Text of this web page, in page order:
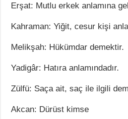
Erşat: Mutlu erkek anlamına
Kahraman: Yiğit, cesur kişi
Melikşah: Hükümdar demektir.
Yadigâr: Hatıra anlamındadır.
Zülfü: Saça ait, saç ile ilgili
Akcan: Dürüst kimse